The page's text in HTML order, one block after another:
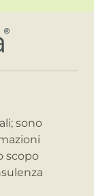
sono
scopo